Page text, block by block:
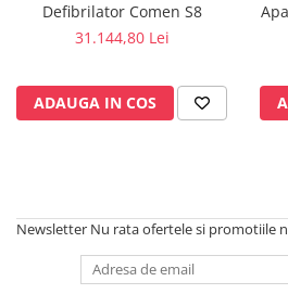
Alte dispozitive respiratorii
Clesti nazali
Dermatoscoape
Diapazon
Set ORL/Oftalmo
Lampi examinare
Defibrilator Comen S8
31.144,80 Lei
ADAUGA IN COS
Newsletter Nu rata ofertele si promotiile